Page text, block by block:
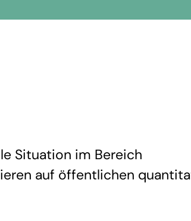
Situation im Bereich
auf öffentlichen